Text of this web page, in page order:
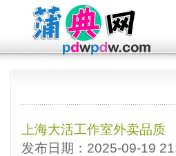
上海大活工作室外卖品质
发布日期：2025-09-19